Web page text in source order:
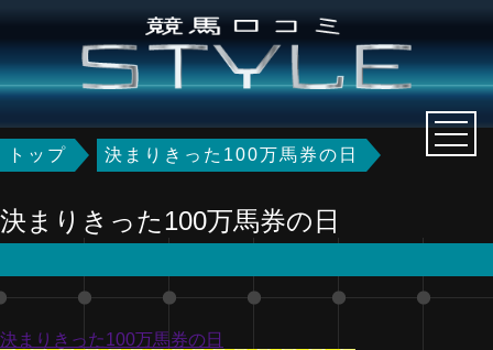
トップ 決まりきった100万馬券の日
決まりきった100万馬券の日
決まりきった100万馬券の日